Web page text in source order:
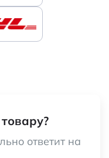
ответит на